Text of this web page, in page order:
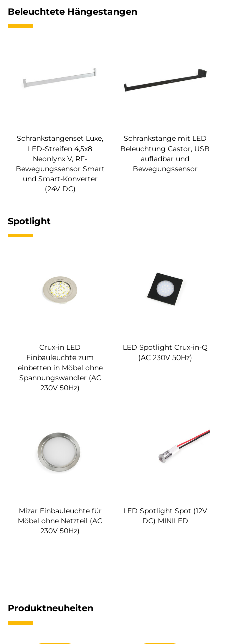
Beleuchtete Hängestangen
Schrankstangenset Luxe,
LED-Streifen 4,5x8
Neonlynx V, RF-
Bewegungssensor Smart
und Smart-Konverter
(24V DC)
Schrankstange mit LED
Beleuchtung Castor, USB
aufladbar und
Bewegungssensor
Spotlight
Crux-in LED
Einbauleuchte zum
einbetten in Möbel ohne
Spannungswandler (AC
230V 50Hz)
LED Spotlight Crux-in-Q
(AC 230V 50Hz)
Mizar Einbauleuchte für
Möbel ohne Netzteil (AC
230V 50Hz)
LED Spotlight Spot (12V
DC) MINILED
Produktneuheiten